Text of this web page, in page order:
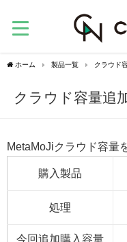
ホーム 製品一覧 クラウド
クラウド容量追
MetaMoJiクラウド容量
購入製品
処理
今回追加購入容量